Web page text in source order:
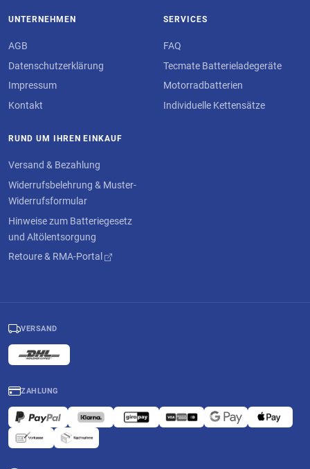
UNTERNEHMEN
AGB
Datenschutzerklärung
Impressum
Kontakt
SERVICES
FAQ
Tecmate Batterieladegeräte
Motorradbatterien
Individuelle Kettensätze
RUND UM IHREN EINKAUF
Versand & Bezahlung
Widerrufsbelehrung & Muster-
Widerrufsformular
Hinweise zum Batteriegesetz
und Altölentsorgung
Retoure & RMA-Portal
VERSAND
ZAHLUNG